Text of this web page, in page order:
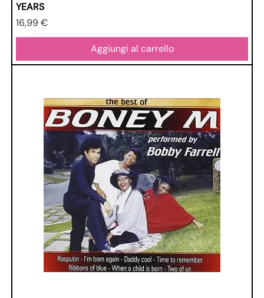
YEARS
Prezzo
16,99 €
Aggiungi al carrello